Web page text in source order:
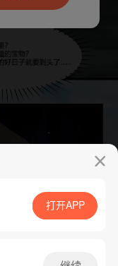
App免费看
打开APP